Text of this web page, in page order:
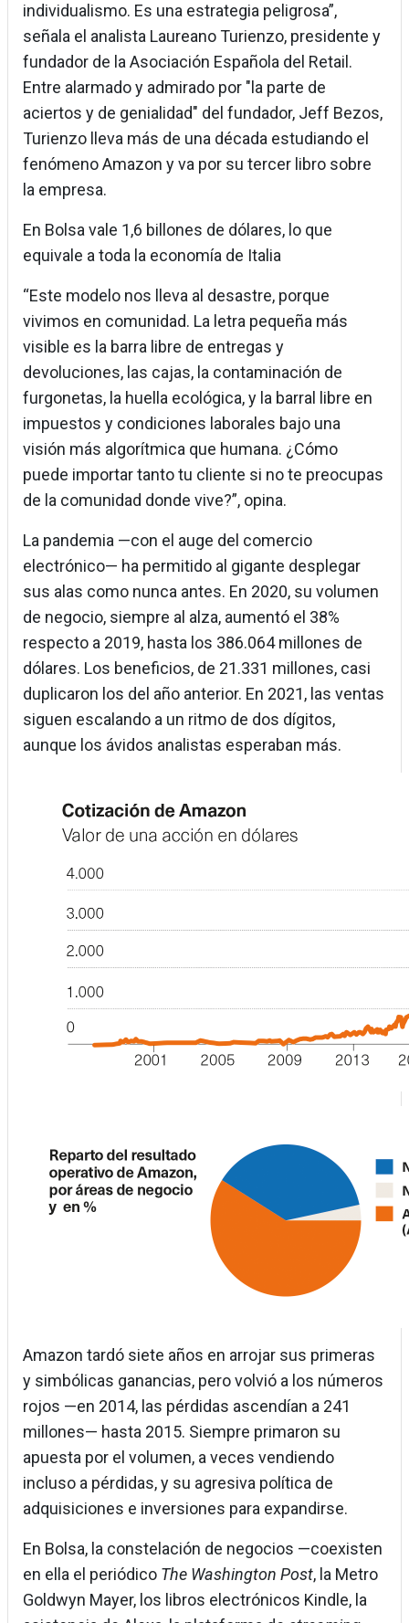
individualismo. Es una estrategia peligrosa”,
señala el analista Laureano Turienzo, presidente y
fundador de la Asociación Española del Retail.
Entre alarmado y admirado por "la parte de
aciertos y de genialidad" del fundador, Jeff Bezos,
Turienzo lleva más de una década estudiando el
fenómeno Amazon y va por su tercer libro sobre
la empresa.
En Bolsa vale 1,6 billones de dólares, lo que
equivale a toda la economía de Italia
“Este modelo nos lleva al desastre, porque
vivimos en comunidad. La letra pequeña más
visible es la barra libre de entregas y
devoluciones, las cajas, la contaminación de
furgonetas, la huella ecológica, y la barral libre en
impuestos y condiciones laborales bajo una
visión más algorítmica que humana. ¿Cómo
puede importar tanto tu cliente si no te preocupas
de la comunidad donde vive?”, opina.
La pandemia —con el auge del comercio
electrónico— ha permitido al gigante desplegar
sus alas como nunca antes. En 2020, su volumen
de negocio, siempre al alza, aumentó el 38%
respecto a 2019, hasta los 386.064 millones de
dólares. Los beneficios, de 21.331 millones, casi
duplicaron los del año anterior. En 2021, las ventas
siguen escalando a un ritmo de dos dígitos,
aunque los ávidos analistas esperaban más.
Amazon tardó siete años en arrojar sus primeras
y simbólicas ganancias, pero volvió a los números
rojos —en 2014, las pérdidas ascendían a 241
millones— hasta 2015. Siempre primaron su
apuesta por el volumen, a veces vendiendo
incluso a pérdidas, y su agresiva política de
adquisiciones e inversiones para expandirse.
En Bolsa, la constelación de negocios —coexisten
en ella el periódico The Washington Post, la Metro
Goldwyn Mayer, los libros electrónicos Kindle, la